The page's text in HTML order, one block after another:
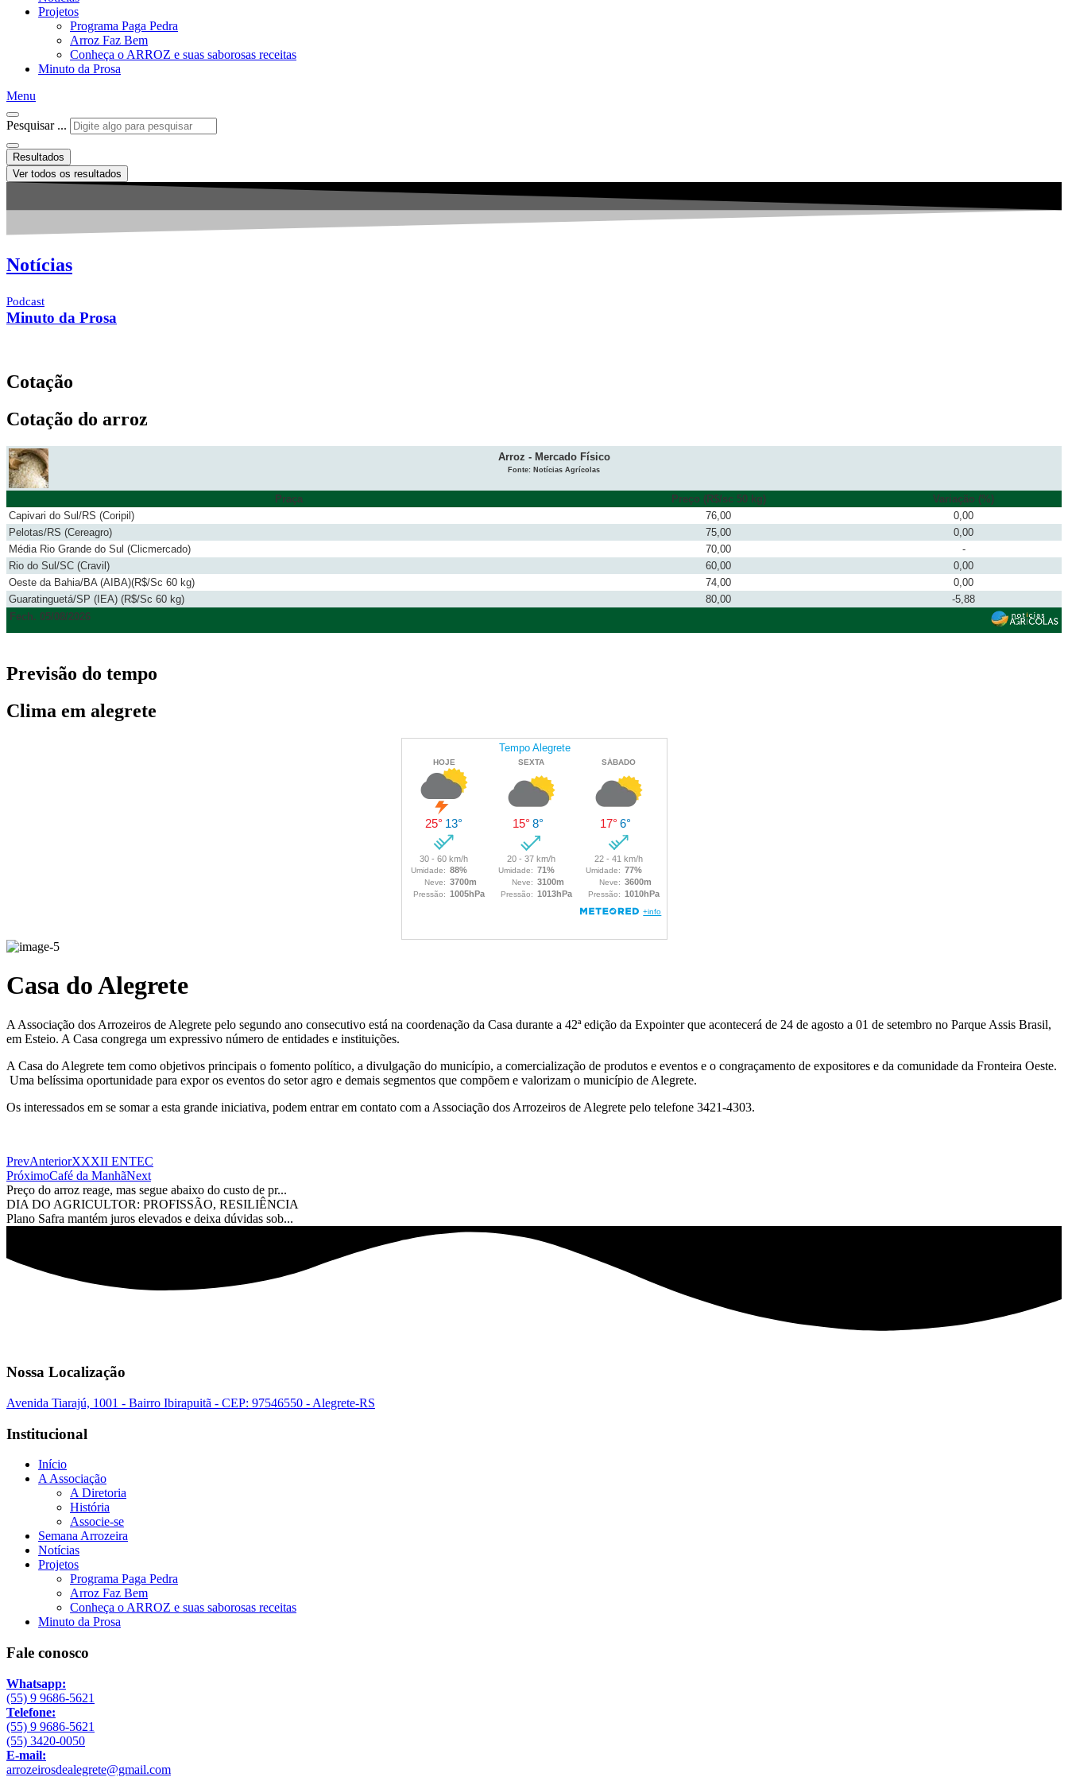
Projetos
Programa Paga Pedra
Arroz Faz Bem
Conheça o ARROZ e suas saborosas receitas
Minuto da Prosa
Menu
Pesquisar ...
Resultados
Ver todos os resultados
Notícias
Podcast
Minuto da Prosa
Cotação
Cotação do arroz
Arroz - Mercado Físico
Fonte: Notícias Agrícolas
Praça Preço (R$/sc 50 kg)
Variação (%)
Capivari do Sul/RS (Coripil)
76,00
0,00
Pelotas/RS (Cereagro)
75,00
0,00
Média Rio Grande do Sul (Clicmercado)
70,00
-
Rio do Sul/SC (Cravil)
60,00
0,00
Oeste da Bahia/BA (AIBA)(R$/Sc 60 kg)
74,00
0,00
Guaratinguetá/SP (IEA) (R$/Sc 60 kg)
80,00
-5,88
Fech. 05/08/2026
Previsão do tempo
Clima em alegrete
Casa do Alegrete
A Associação dos Arrozeiros de Alegrete pelo segundo ano consecutivo está na coordenação da Casa durante a 42ª edição da Expointer que acontecerá de 24 de agosto a 01 de setembro no Parque Assis Brasil,
em Esteio. A Casa congrega um expressivo número de entidades e instituições.
A Casa do Alegrete tem como objetivos principais o fomento político, a divulgação do município, a comercialização de produtos e eventos e o congraçamento de expositores e da comunidade da Fronteira Oeste.
Uma belíssima oportunidade para expor os eventos do setor agro e demais segmentos que compõem e valorizam o município de Alegrete.
Os interessados em se somar a esta grande iniciativa, podem entrar em contato com a Associação dos Arrozeiros de Alegrete pelo telefone 3421-4303.
PrevAnteriorXXXII ENTEC
PróximoCafé da ManhãNext
Preço do arroz reage, mas segue abaixo do custo de pr...
DIA DO AGRICULTOR: PROFISSÃO, RESILIÊNCIA
Plano Safra mantém juros elevados e deixa dúvidas sob...
Nossa Localização
Avenida Tiarajú, 1001 - Bairro Ibirapuitã - CEP: 97546550 - Alegrete-RS
Institucional
Início
A Associação
A Diretoria
História
Associe-se
Semana Arrozeira
Notícias
Projetos
Programa Paga Pedra
Arroz Faz Bem
Conheça o ARROZ e suas saborosas receitas
Minuto da Prosa
Fale conosco
Whatsapp:
(55) 9 9686-5621
Telefone:
(55) 9 9686-5621
(55) 3420-0050
E-mail:
arrozeirosdealegrete@gmail.com